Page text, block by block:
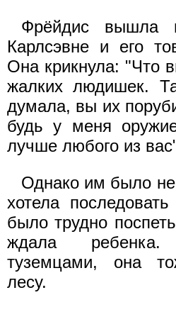
Фрёйдис вышла
Карлсэвне и его
Она крикнула: "Что
жалких людишек.
думала, вы их
будь у меня
лучше любого из
Однако им было
хотела
было трудно
ждала ребенка.
туземцами, она
лесу.